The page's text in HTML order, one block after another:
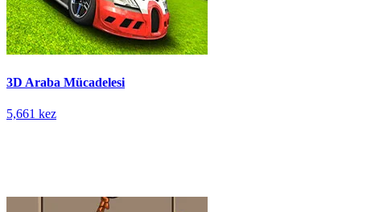
3D Araba Mücadelesi
5,661 kez